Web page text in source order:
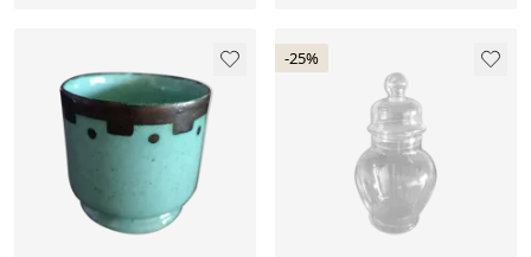
-25%